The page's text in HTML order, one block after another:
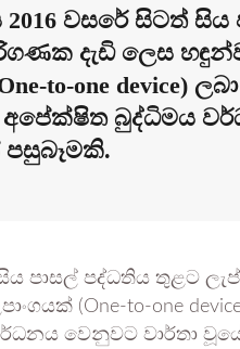
වසරේ සිටත් සිය
දැඩි ලෙස
to-one device)
බුද්ධිමය
පසුබෑමකි.
පාසල් පද්ධතිය තුළට
(One-to-one
වෙනුවට වාර්තා